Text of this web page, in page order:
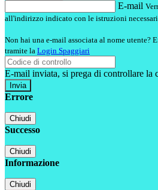
E-mail
all'indirizzo indicato con le istruzioni
Non hai una e-mail associata al nome utente?
tramite la Login Spaggiari
E-mail inviata, si prega di controllare la
Errore
Chiudi
Successo
Chiudi
Informazione
Chiudi